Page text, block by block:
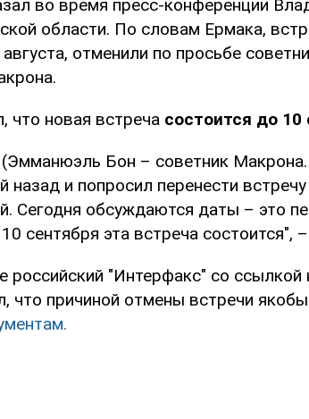
во время пресс-конференции
области. По словам Ермака,
отменили по просьбе
что новая встреча состоится до 10
(Эмманюэль Бон – советник
назад и попросил перенести
Сегодня обсуждаются даты – это
сентября эта встреча состоится",
российский "Интерфакс" со ссылкой
что причиной отмены встречи